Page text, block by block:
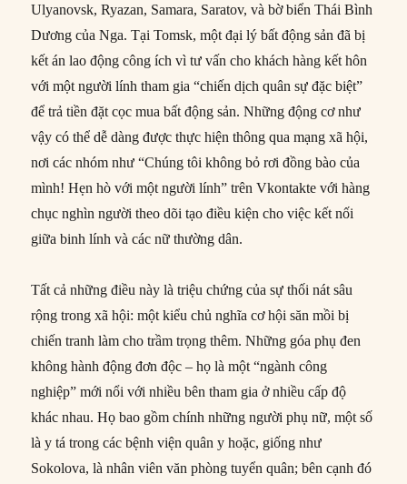
Ulyanovsk, Ryazan, Samara, Saratov, và bờ biển Thái Bình
Dương của Nga. Tại Tomsk, một đại lý bất động sản đã bị
kết án lao động công ích vì tư vấn cho khách hàng kết hôn
với một người lính tham gia “chiến dịch quân sự đặc biệt”
để trả tiền đặt cọc mua bất động sản. Những động cơ như
vậy có thể dễ dàng được thực hiện thông qua mạng xã hội,
nơi các nhóm như “Chúng tôi không bỏ rơi đồng bào của
mình! Hẹn hò với một người lính” trên Vkontakte với hàng
chục nghìn người theo dõi tạo điều kiện cho việc kết nối
giữa binh lính và các nữ thường dân.
Tất cả những điều này là triệu chứng của sự thối nát sâu
rộng trong xã hội: một kiểu chủ nghĩa cơ hội săn mồi bị
chiến tranh làm cho trầm trọng thêm. Những góa phụ đen
không hành động đơn độc – họ là một “ngành công
nghiệp” mới nổi với nhiều bên tham gia ở nhiều cấp độ
khác nhau. Họ bao gồm chính những người phụ nữ, một số
là y tá trong các bệnh viện quân y hoặc, giống như
Sokolova, là nhân viên văn phòng tuyển quân; bên cạnh đó